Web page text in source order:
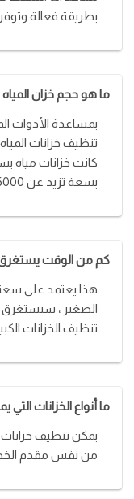
بطريقة فعالة وتوفر
ما هو حجم خزان
بمساعدة الأدوات
تنظيف خزانات
بسعة تزيد عن 5000 لتر.
كم من الوقت يستغرق
هذا يعتمد على سعة
تنظيف الخزانات
ما أنواع الخزانات
بمكن تنظيف خزانات
من نفس مقدم